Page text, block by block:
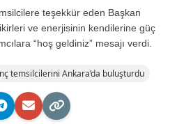
teşekkür eden Başkan
ve enerjisinin kendilerine güç
“hoş geldiniz” mesajı verdi.
temsilcilerini Ankara’da buluşturdu